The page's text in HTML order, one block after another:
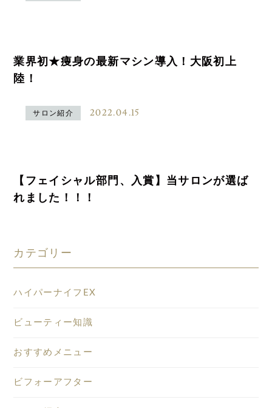
業界初★痩身の最新マシン導入！大阪初上
陸！
サロン紹介 2022.04.15
【フェイシャル部門、入賞】当サロンが選ば
れました！！！
カテゴリー
ハイパーナイフEX
ビューティー知識
おすすめメニュー
ビフォーアフター